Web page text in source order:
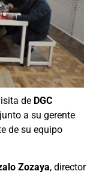
de DGC
a su gerente
de su equipo
Zozaya, director